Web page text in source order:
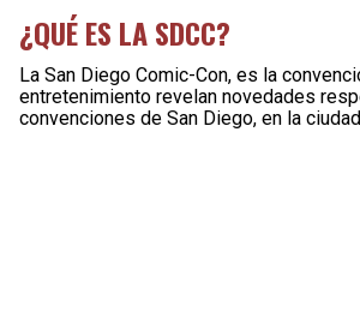
¿QUÉ ES LA SDCC?
La San Diego Comic-Con, es la
entretenimiento revelan novedades
convenciones de San Diego, en la